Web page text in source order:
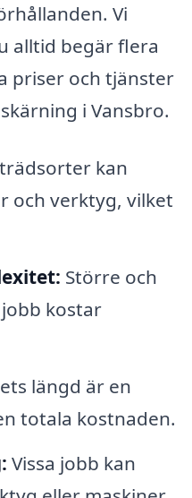
Vi
alltid begär flera
priser och tjänster
i Vansbro.
kan
och verktyg, vilket
Större och
kostar
längd är en
totala kostnaden.
Vissa jobb kan